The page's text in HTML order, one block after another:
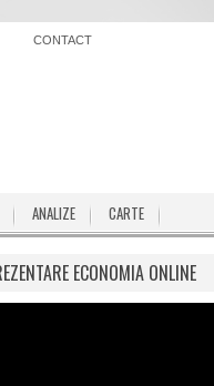
CONTACT
ANALIZE CARTE
ECONOMIA ONLINE